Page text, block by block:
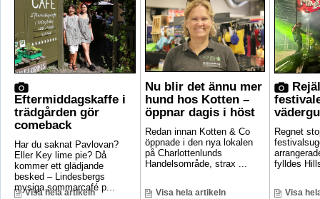
Eftermiddagskaffe i
trädgården gör
comeback
Har du saknat Pavlovan?
Eller Key lime pie? Då
kommer ett glädjande
besked – Lindesbergs
mysiga sommarcafé p...
Visa hela artikeln
Nu blir det ännu mer
hund hos Kotten –
öppnar dagis i höst
Redan innan Kotten & Co
öppnade i den nya lokalen
på Charlottenlunds
Handelsområde, strax ...
Visa hela artikeln
Regnet
fylldes
Visa